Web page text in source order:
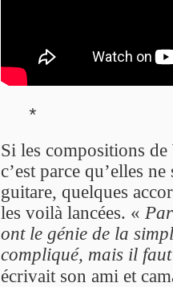
*
Si les compositions
c’est parce qu’elles
guitare, quelques
les voilà lancées. «
ont le génie de la
compliqué, mais il
écrivait son ami et